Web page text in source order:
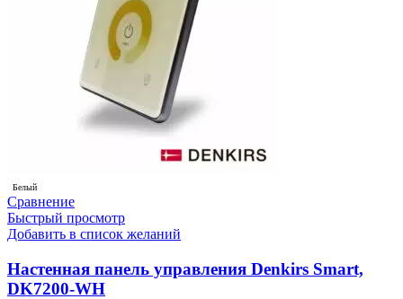
Белый
Сравнение
Быстрый просмотр
Добавить в список желаний
Настенная панель управления Denkirs Smart,
DK7200-WH